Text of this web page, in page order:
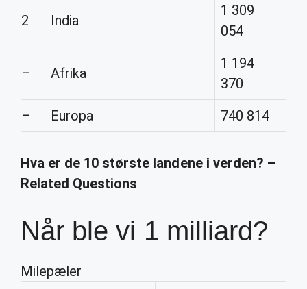
2 India
1 309
054
– Afrika
1 194
370
–
Europa 740 814
Hva er de 10 største landene i verden? –
Related Questions
Når ble vi 1 milliard?
Milepæler